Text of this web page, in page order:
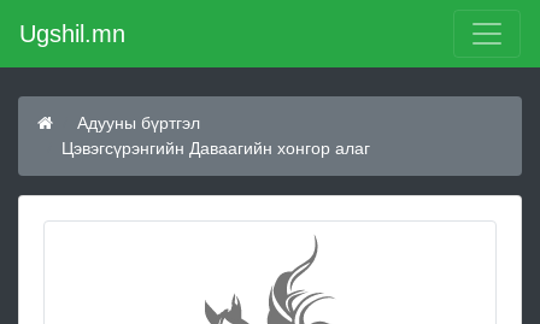
Ugshil.mn
Адууны бүртгэл
Цэвэгсүрэнгийн Даваагийн хонгор алаг